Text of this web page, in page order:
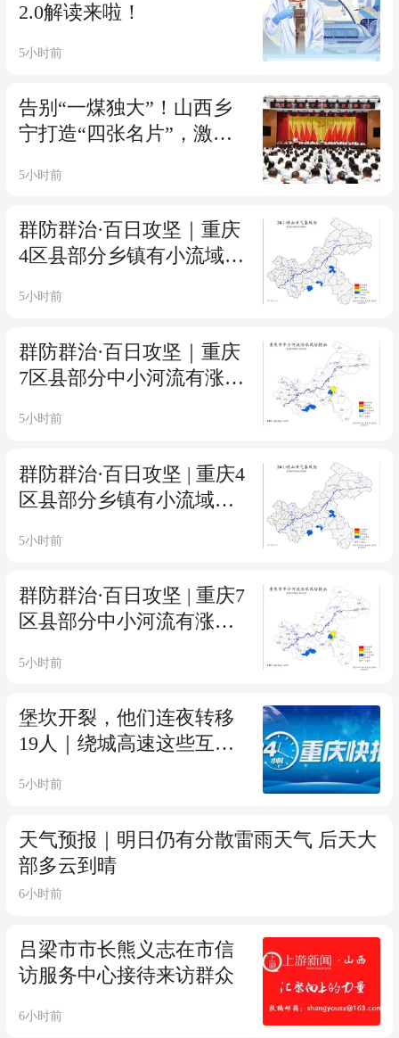
2.0解读来啦！
5小时前
告别“一煤独大”！山西乡
宁打造“四张名片”，激活
5小时前
群防群治·百日攻坚｜重庆
4区县部分乡镇有小流域山
5小时前
群防群治·百日攻坚｜重庆
7区县部分中小河流有涨水
5小时前
群防群治·百日攻坚 | 重庆4
区县部分乡镇有小流域山
5小时前
群防群治·百日攻坚 | 重庆7
区县部分中小河流有涨水
5小时前
堡坎开裂，他们连夜转移
19人｜绕城高速这些互通
5小时前
天气预报｜明日仍有分散雷雨天气 后天大
部多云到晴
6小时前
吕梁市市长熊义志在市信
访服务中心接待来访群众
6小时前